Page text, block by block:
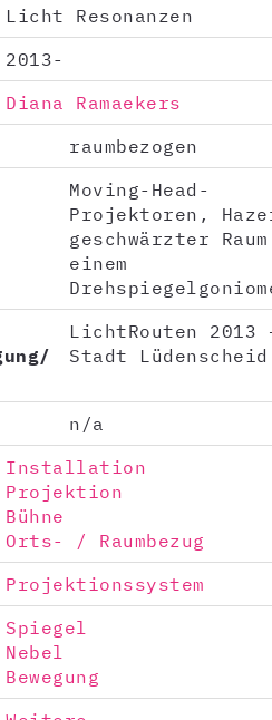
Licht Resonanzen
2013-
Diana Ramaekers
raumbezogen
Moving-Head-
Projektoren,
geschwärzter
einem
LichtRouten 2013
Stadt Lüdenscheid
n/a
Installation
Projektion
Bühne
Orts- / Raumbezug
Projektionssystem
Spiegel
Nebel
Bewegung